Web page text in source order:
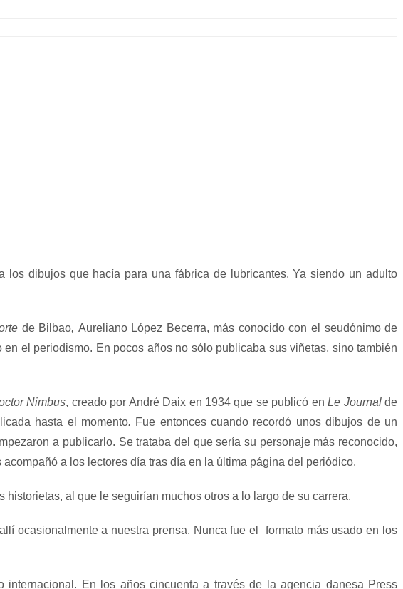
dibujos que hacía para una fábrica de lubricantes. Ya siendo un adulto
de Bilbao, Aureliano López Becerra, más conocido con el seudónimo de
el periodismo. En pocos años no sólo publicaba sus viñetas, sino también
Nimbus, creado por André Daix en 1934 que se publicó enLe Journal de
hasta el momento. Fue entonces cuando recordó unos dibujos de un
a publicarlo. Se trataba del que sería su personaje más reconocido,
acompañó a los lectores día tras día en la última página del periódico.
al que le seguirían muchos otros a lo largo de su carrera.
ocasionalmente a nuestra prensa. Nunca fue el
formato más usado en los
En los años cincuenta a través de la agencia danesa Press